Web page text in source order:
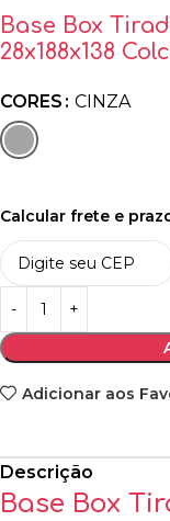
Base Box
28x188x138
CORES CINZA
Calcular frete e
Adicionar aos
Descrição
Base Box